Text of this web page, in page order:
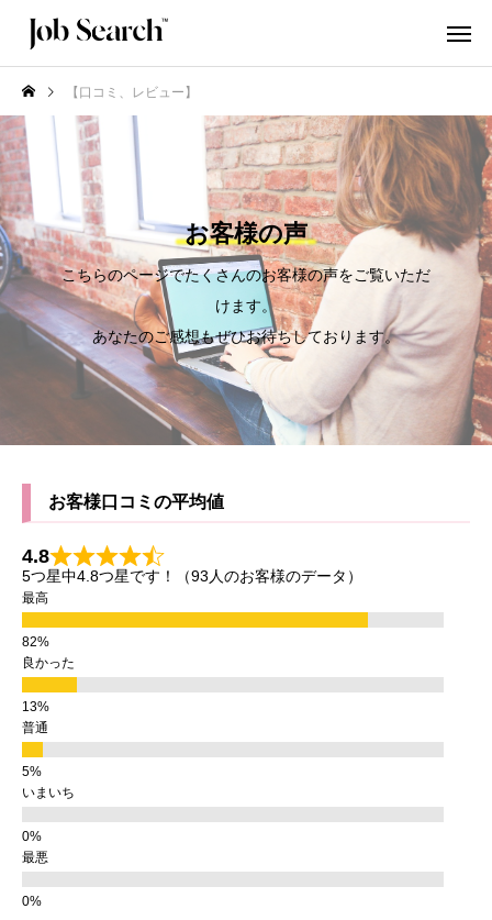
【口コミ、レビュー】
お客様の声
こちらのページでたくさんのお客様の声をご覧いただ
けます。
あなたのご感想もぜひお待ちしております。
お客様口コミの平均値
4.8
5つ星中4.8つ星です！（93人のお客様のデータ）
最高
良かった
普通
いまいち
最悪